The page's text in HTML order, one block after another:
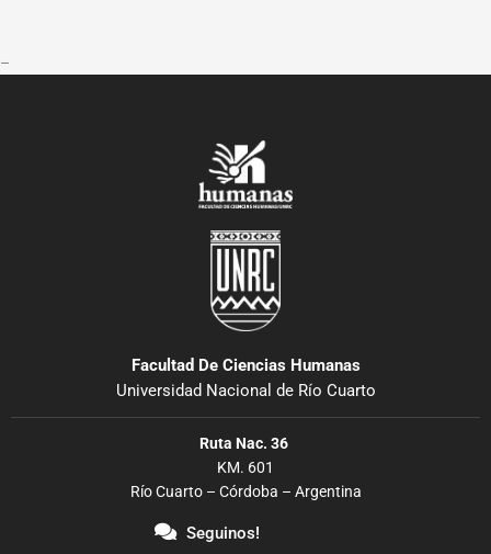
–
Facultad De Ciencias Humanas
Universidad Nacional de Río Cuarto
Ruta Nac. 36
KM. 601
Río Cuarto – Córdoba – Argentina
Seguinos!